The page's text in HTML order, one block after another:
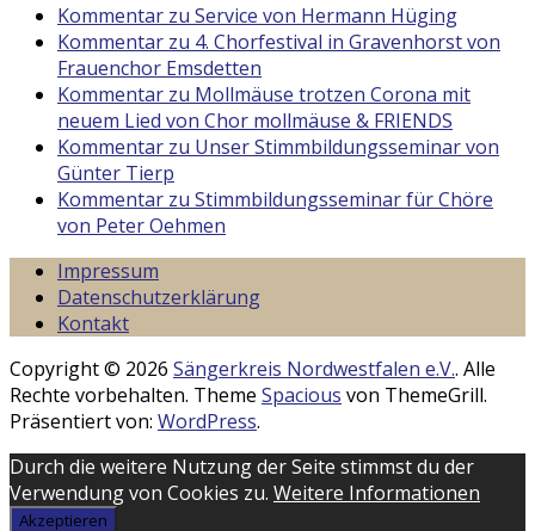
Kommentar zu Service von Hermann Hüging
Kommentar zu 4. Chorfestival in Gravenhorst von
Frauenchor Emsdetten
Kommentar zu Mollmäuse trotzen Corona mit
neuem Lied von Chor mollmäuse & FRIENDS
Kommentar zu Unser Stimmbildungsseminar von
Günter Tierp
Kommentar zu Stimmbildungsseminar für Chöre
von Peter Oehmen
Impressum
Datenschutzerklärung
Kontakt
Copyright © 2026 Sängerkreis Nordwestfalen e.V.. Alle
Rechte vorbehalten. Theme Spacious von ThemeGrill.
Präsentiert von: WordPress.
Durch die weitere Nutzung der Seite stimmst du der
Verwendung von Cookies zu. Weitere Informationen
Akzeptieren